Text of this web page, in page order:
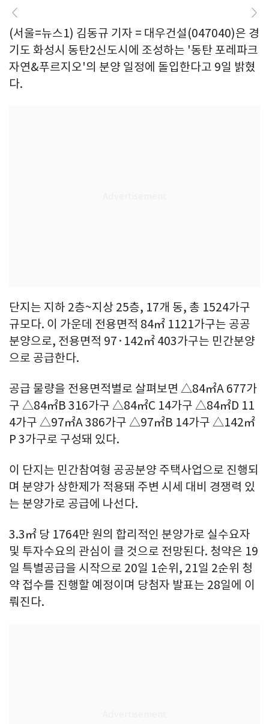
(서울=뉴스1) 김동규 기자 = 대우건설(047040)은 경
기도 화성시 동탄2신도시에 조성하는 '동탄 포레파크
자연&푸르지오'의 분양 일정에 돌입한다고 9일 밝혔
다.
단지는 지하 2층~지상 25층, 17개 동, 총 1524가구
규모다. 이 가운데 전용면적 84㎡ 1121가구는 공공
분양으로, 전용면적 97·142㎡ 403가구는 민간분양
으로 공급한다.
공급 물량을 전용면적별로 살펴보면 △84㎡A 677가
구 △84㎡B 316가구 △84㎡C 14가구 △84㎡D 11
4가구 △97㎡A 386가구 △97㎡B 14가구 △142㎡
P 3가구로 구성돼 있다.
이 단지는 민간참여형 공공분양 주택사업으로 진행되
며 분양가 상한제가 적용돼 주변 시세 대비 경쟁력 있
는 분양가로 공급에 나선다.
3.3㎡ 당 1764만 원의 합리적인 분양가로 실수요자
및 투자수요의 관심이 클 것으로 전망된다. 청약은 19
일 특별공급을 시작으로 20일 1순위, 21일 2순위 청
약 접수를 진행할 예정이며 당첨자 발표는 28일에 이
뤄진다.